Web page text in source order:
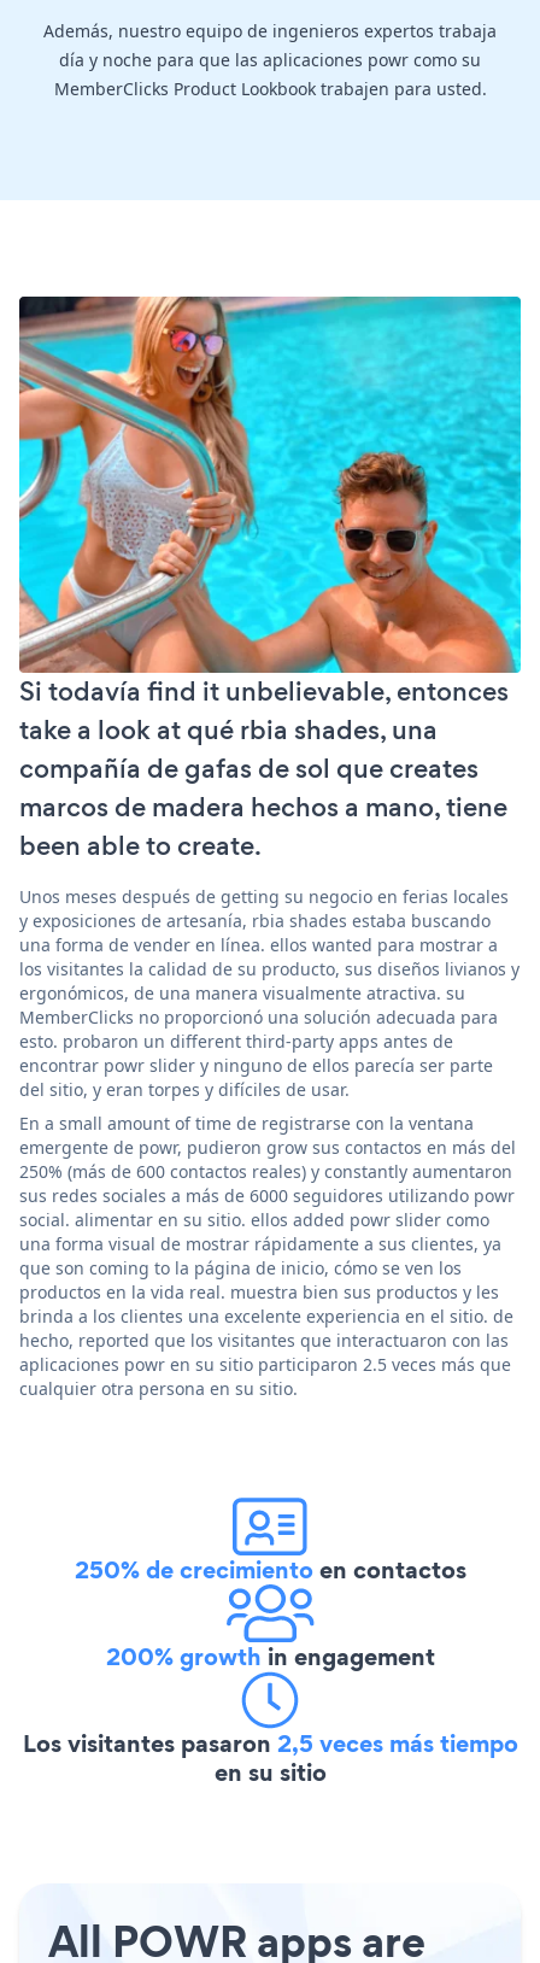
Además, nuestro equipo de ingenieros expertos trabaja
día y noche para que las aplicaciones powr como su
MemberClicks Product Lookbook trabajen para usted.
Si todavía find it unbelievable, entonces
take a look at qué rbia shades, una
compañía de gafas de sol que creates
marcos de madera hechos a mano, tiene
been able to create.
Unos meses después de getting su negocio en ferias locales
y exposiciones de artesanía, rbia shades estaba buscando
una forma de vender en línea. ellos wanted para mostrar a
los visitantes la calidad de su producto, sus diseños livianos y
ergonómicos, de una manera visualmente atractiva. su
MemberClicks no proporcionó una solución adecuada para
esto. probaron un different third-party apps antes de
encontrar powr slider y ninguno de ellos parecía ser parte
del sitio, y eran torpes y difíciles de usar.
En a small amount of time de registrarse con la ventana
emergente de powr, pudieron grow sus contactos en más del
250% (más de 600 contactos reales) y constantly aumentaron
sus redes sociales a más de 6000 seguidores utilizando powr
social. alimentar en su sitio. ellos added powr slider como
una forma visual de mostrar rápidamente a sus clientes, ya
que son coming to la página de inicio, cómo se ven los
productos en la vida real. muestra bien sus productos y les
brinda a los clientes una excelente experiencia en el sitio. de
hecho, reported que los visitantes que interactuaron con las
aplicaciones powr en su sitio participaron 2.5 veces más que
cualquier otra persona en su sitio.
250% de crecimientoen contactos
200% growth in engagement
Los visitantes pasaron 2,5 veces más tiempo
en su sitio
All POWR apps are